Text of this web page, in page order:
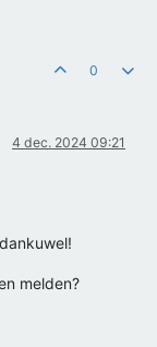
0
4 dec. 2024 09:21
melden?